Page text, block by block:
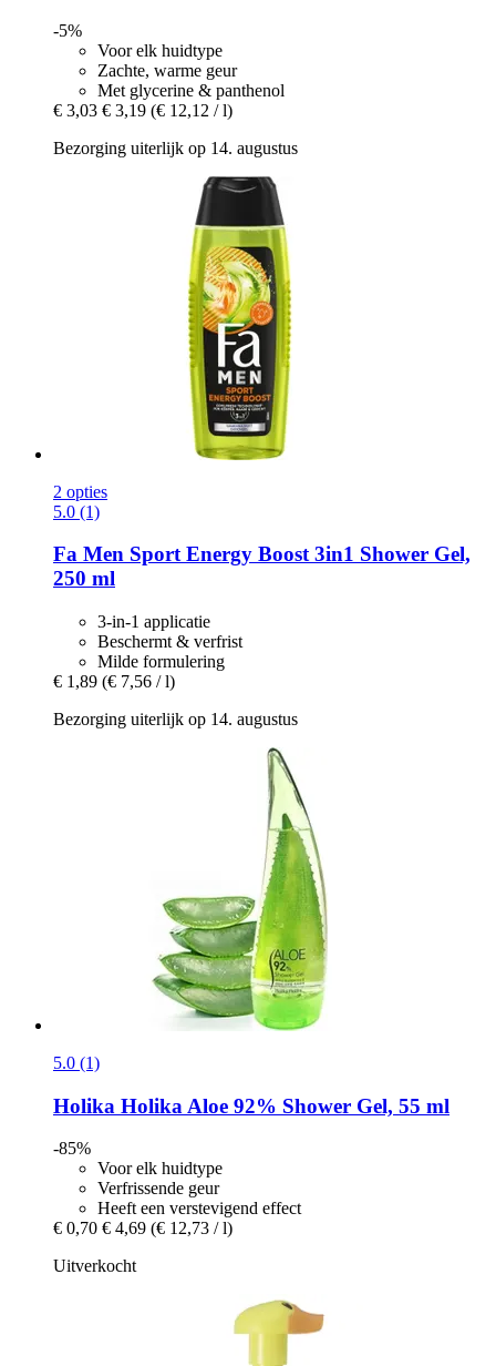
-5%
Voor elk huidtype
Zachte, warme geur
Met glycerine & panthenol
€ 3,03 € 3,19 (€ 12,12 / l)
Bezorging uiterlijk op 14. augustus
2 opties
5.0 (1)
Fa Men Sport Energy Boost 3in1 Shower Gel,
250 ml
3-in-1 applicatie
Beschermt & verfrist
Milde formulering
€ 1,89 (€ 7,56 / l)
Bezorging uiterlijk op 14. augustus
5.0 (1)
Holika Holika Aloe 92% Shower Gel, 55 ml
-85%
Voor elk huidtype
Verfrissende geur
Heeft een verstevigend effect
€ 0,70 € 4,69 (€ 12,73 / l)
Uitverkocht